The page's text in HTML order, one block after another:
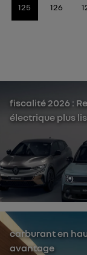
125 126
fiscalité 2026 :
électrique plus
carburant en
avantage